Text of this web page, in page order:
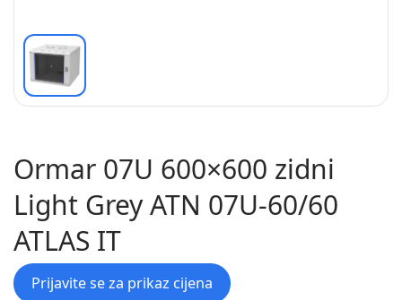
Ormar 07U 600×600 zidni
Light Grey ATN 07U-60/60
ATLAS IT
Prijavite se za prikaz cijena